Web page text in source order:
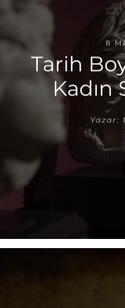
8
Tarih
Kadın
Yazar: